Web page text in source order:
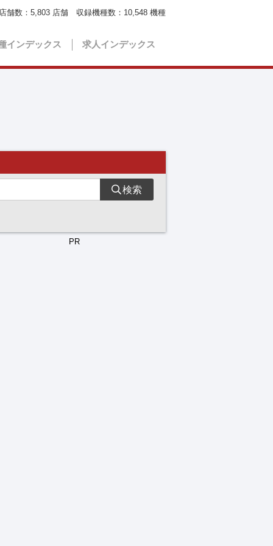
インデックス 求人インデックス
舗数： 5,803 店舗 収録機種数： 10,548 機種
検索
PR